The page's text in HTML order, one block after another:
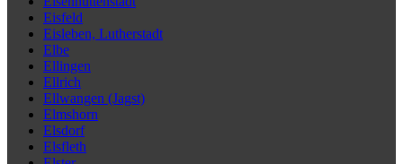
Eisfeld
Eisleben, Lutherstadt
Elbe
Ellingen
Ellrich
Ellwangen (Jagst)
Elmshorn
Elsdorf
Elsfleth